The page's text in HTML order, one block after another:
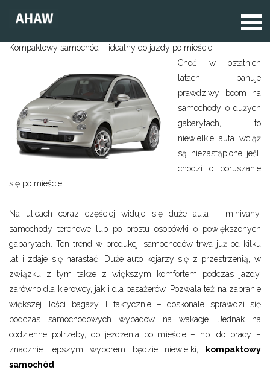
Kompaktowy samochód – idealny do jazdy po mieście
Choć w ostatnich
latach panuje
prawdziwy boom na
samochody o dużych
gabarytach, to
niewielkie auta wciąż
są niezastąpione jeśli
chodzi o poruszanie
się po mieście.
Na ulicach coraz częściej widuje się duże auta – minivany,
samochody terenowe lub po prostu osobówki o powiększonych
gabarytach. Ten trend w produkcji samochodów trwa już od kilku
lat i zdaje się narastać. Duże auto kojarzy się z przestrzenią, w
związku z tym także z większym komfortem podczas jazdy,
zarówno dla kierowcy, jak i dla pasażerów. Pozwala też na zabranie
większej ilości bagaży. I faktycznie – doskonale sprawdzi się
podczas samochodowych wypadów na wakacje. Jednak na
codzienne potrzeby, do jeżdżenia po mieście – np. do pracy –
znacznie lepszym wyborem będzie niewielki,
kompaktowy
samochód.